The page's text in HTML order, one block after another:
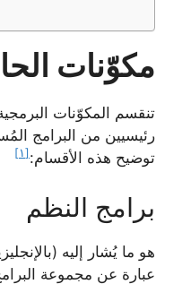
مكوّنات
تنقسم المكوّنات
رئيسيين من البرامج
توضيح هذه الأقسام: [١]
برامج النظم
عبارة عن مجموعة